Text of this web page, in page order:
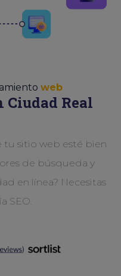
web
Ciudad Real
tu sitio web esté bien
de búsqueda y
en línea? Necesitas
SEO.